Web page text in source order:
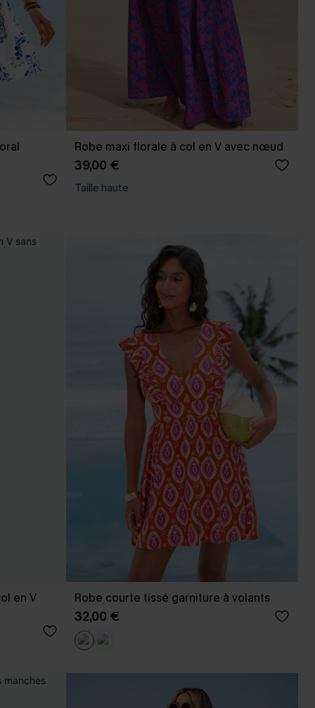
Robe maxi florale à col en V avec nœud
39,00 €
Taille haute
en V Robe courte tissé garniture à volants
32,00 €